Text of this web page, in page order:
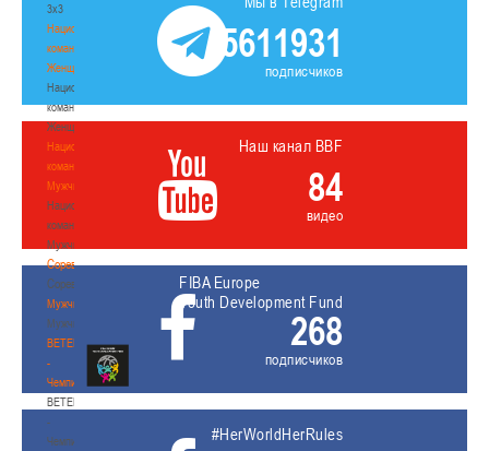
3х3
Национальная
команда.
Женщины
Национальная
команда.
Женщины
Национальная
команда.
Мужчины
Национальная
команда.
Мужчины
Соревнования
Соревнования
Мужчины
Мужчины
BETERA
-
Чемпионат
BETERA
-
Чемпионат
5611931
подписчиков
Наш канал BBF
84
видео
FIBA Europe
Youth Development Fund
268
подписчиков
#HerWorldHerRules